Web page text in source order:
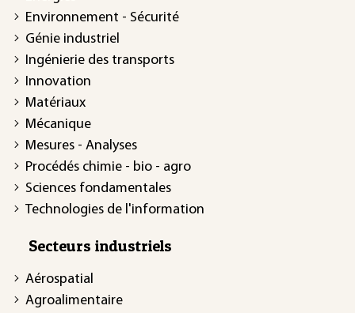
Environnement - Sécurité
Génie industriel
Ingénierie des transports
Innovation
Matériaux
Mécanique
Mesures - Analyses
Procédés chimie - bio - agro
Sciences fondamentales
Technologies de l'information
Secteurs industriels
Aérospatial
Agroalimentaire